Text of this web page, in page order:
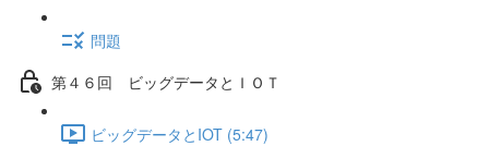
問題
第４６回 ビッグデータとＩＯＴ
ビッグデータとIOT (5:47)